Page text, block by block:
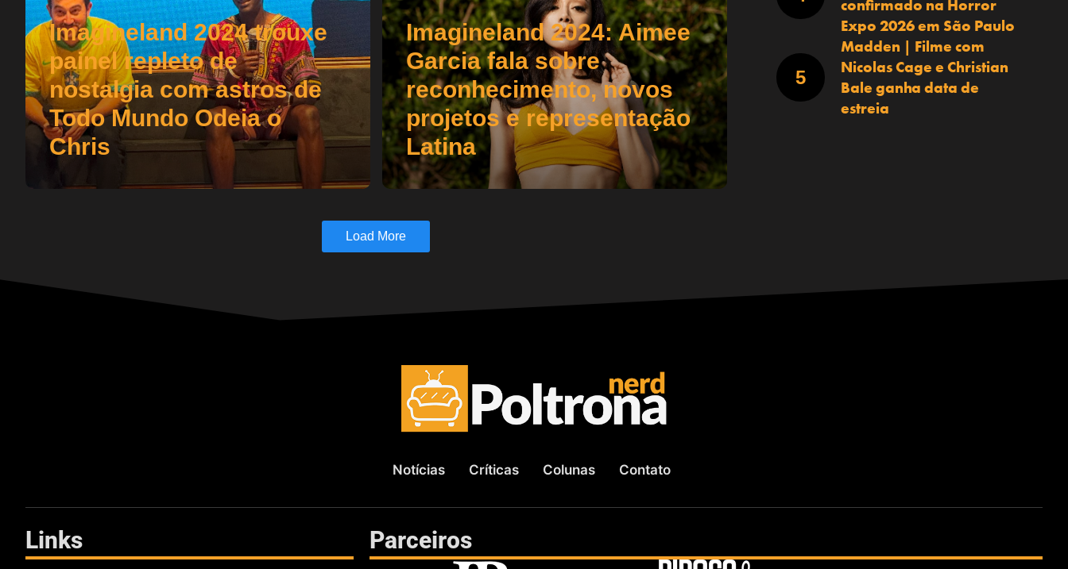
Imagineland 2024 trouxe
painel repleto de
nostalgia com astros de
Todo Mundo Odeia o
Chris
Imagineland 2024: Aimee
Garcia fala sobre
reconhecimento, novos
projetos e representação
Latina
Load More
confirmado na Horror
Expo 2026 em São Paulo
Madden | Filme com
Nicolas Cage e Christian
Bale ganha data de
estreia
Notícias Críticas Colunas Contato
Links Parceiros